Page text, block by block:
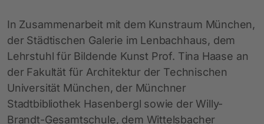
In Zusammenarbeit mit dem Kunstraum München,
der Städtischen Galerie im Lenbachhaus, dem
Lehrstuhl für Bildende Kunst Prof. Tina Haase an
der Fakultät für Architektur der Technischen
Universität München, der Münchner
Stadtbibliothek Hasenbergl sowie der Willy-
Brandt-Gesamtschule, dem Wittelsbacher